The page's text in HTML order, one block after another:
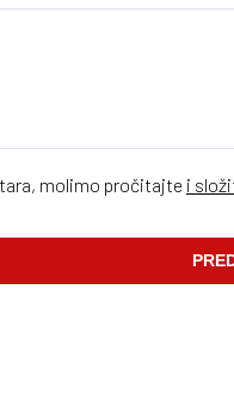
molimo pročitajte i